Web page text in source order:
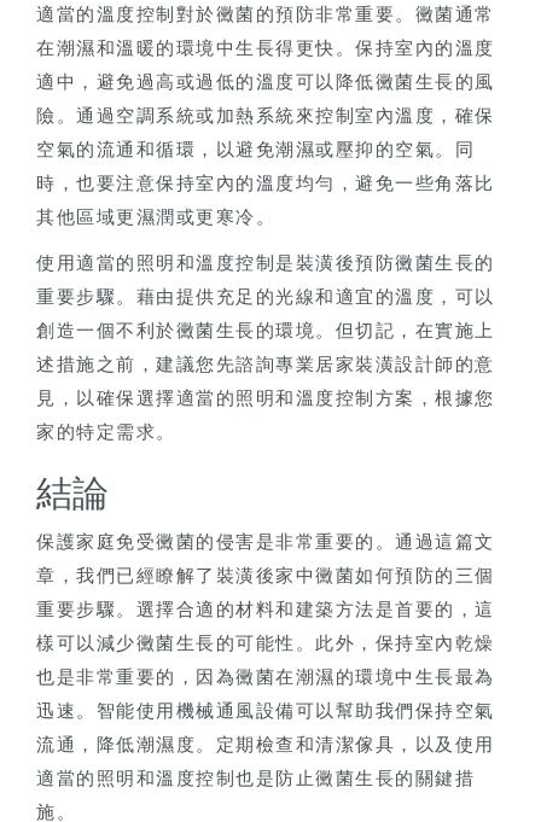
適當的溫度控制對於黴菌的預防非常重要。黴菌通常
在潮濕和溫暖的環境中生長得更快。保持室內的溫度
適中，避免過高或過低的溫度可以降低黴菌生長的風
險。通過空調系統或加熱系統來控制室內溫度，確保
空氣的流通和循環，以避免潮濕或壓抑的空氣。同
時，也要注意保持室內的溫度均勻，避免一些角落比
其他區域更濕潤或更寒冷。
使用適當的照明和溫度控制是裝潢後預防黴菌生長的
重要步驟。藉由提供充足的光線和適宜的溫度，可以
創造一個不利於黴菌生長的環境。但切記，在實施上
述措施之前，建議您先諮詢專業居家裝潢設計師的意
見，以確保選擇適當的照明和溫度控制方案，根據您
家的特定需求。
結論
保護家庭免受黴菌的侵害是非常重要的。通過這篇文
章，我們已經瞭解了裝潢後家中黴菌如何預防的三個
重要步驟。選擇合適的材料和建築方法是首要的，這
樣可以減少黴菌生長的可能性。此外，保持室內乾燥
也是非常重要的，因為黴菌在潮濕的環境中生長最為
迅速。智能使用機械通風設備可以幫助我們保持空氣
流通，降低潮濕度。定期檢查和清潔傢具，以及使用
適當的照明和溫度控制也是防止黴菌生長的關鍵措
施。